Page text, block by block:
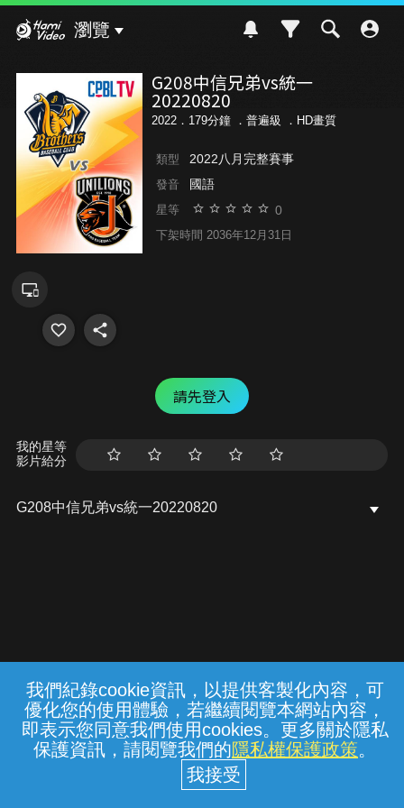
我們紀錄cookie資訊，以提供客製化內容，可
優化您的使用體驗，若繼續閱覽本網站內容，
即表示您同意我們使用cookies。更多關於隱私
保護資訊，請閱覽我們的隱私權保護政策。
瀏覽
G208中信兄弟vs統一
20220820
2022．179分鐘 ． 普遍級 ．HD畫質
類型 2022八月完整賽事
發音 國語
星等 0
下架時間 2036年12月31日
請先登入
我的星等
影片給分
G208中信兄弟vs統一20220820
常見問題 線上客服 服務條款 隱私權保護
中華電信股份有限公司個人家庭分公司
(統一編號：96979949) © 2026
{{notifyMsg}}